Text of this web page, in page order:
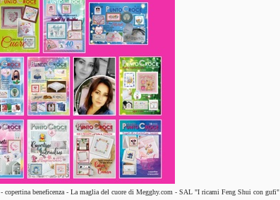
- copertina beneficenza- La maglia del cuore di Megghy.com - SAL "I ricami Feng Shui con gufi"